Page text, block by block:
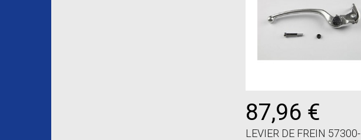
87,96 €
LEVIER DE FREIN 57300-